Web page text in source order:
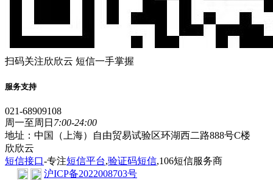
扫码关注欣欣云 短信一手掌握
服务支持
021-68909108
周一至周日 7:00-24:00
地址：中国（上海）自由贸易试验区环湖西二路888号C楼
欣欣云
短信接口-专注短信平台,验证码短信,106短信服务商
沪ICP备2022008703号